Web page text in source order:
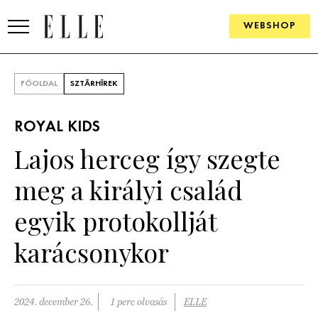
WEBSHOP
SZÉPSÉG
KULTÚRA
PSZICHÉ
PÁRKAPCSOLAT
FŐOLDAL SZTÁRHÍREK
ROYAL KIDS
Lajos herceg így szegte
meg a királyi család
egyik protokollját
karácsonykor
2024. december 26. 1 perc olvasás ELLE